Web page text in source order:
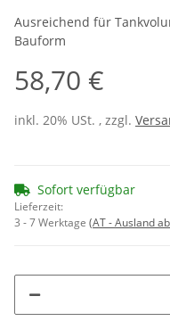
Ausreichend für
Bauform
58,70 €
inkl. 20% USt. , zzgl.
Sofort verfügbar
Lieferzeit:
3 - 7 Werktage (AT - Ausland